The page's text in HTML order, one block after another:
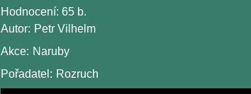
Hodnocení: 65 b.
Autor: Petr Vilhelm
Akce: Naruby
Pořadatel: Rozruch